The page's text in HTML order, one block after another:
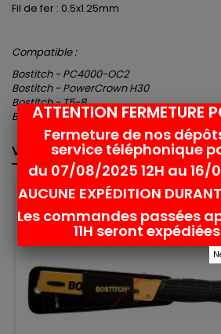
Fil de fer : 0.5x1.25mm
Compatible :
Bostitch - PC4000-OC2
Bostitch - PowerCrown H30
Bostitch - T5-8
Bostitch - USO56
VOUS POURRIEZ AUSSI AIMER
Rupture de stock
ATTENTION FERMETURE
Fermeture de nos
service téléphonique
du 07/08/2025 12H au 16/
AUCUNE EXPÉDITION
Les commandes passées
11H seront